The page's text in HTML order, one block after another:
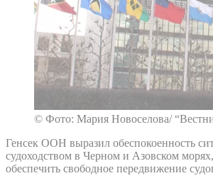
© Фото: Мария Новоселова/
Генсек ООН выразил обеспокоенность
судоходством в Черном и Азовском
обеспечить свободное передвижение